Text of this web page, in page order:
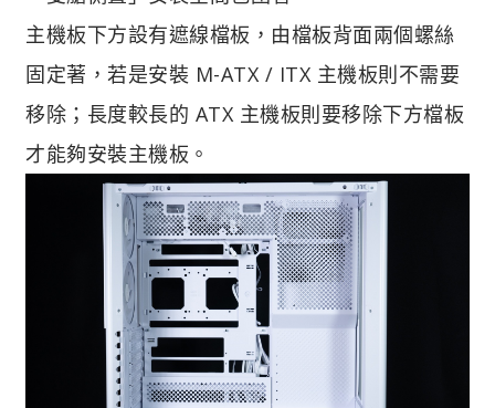
主機板下方設有遮線檔板，由檔板背面兩個螺絲
固定著，若是安裝 M-ATX / ITX 主機板則不需要
移除；長度較長的 ATX 主機板則要移除下方檔板
才能夠安裝主機板。